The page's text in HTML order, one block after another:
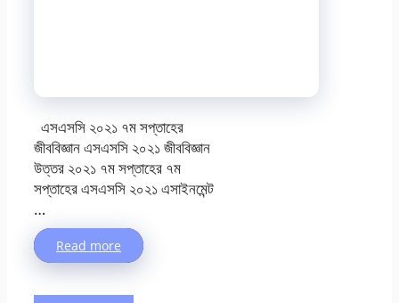
এসএসসি ২০২১ ৭ম সপ্তাহের
জীববিজ্ঞান এসএসসি ২০২১ জীববিজ্ঞান
উত্তর ২০২১ ৭ম সপ্তাহের ৭ম
সপ্তাহের এসএসসি ২০২১ এসাইনমেন্ট
…
Read more